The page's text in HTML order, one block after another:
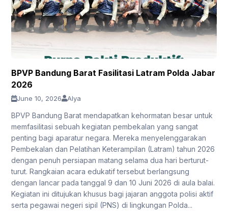
BPVP Bandung Barat Fasilitasi Latram Polda Jabar
2026
June 10, 2026 Alya
BPVP Bandung Barat mendapatkan kehormatan besar untuk
memfasilitasi sebuah kegiatan pembekalan yang sangat
penting bagi aparatur negara. Mereka menyelenggarakan
Pembekalan dan Pelatihan Keterampilan (Latram) tahun 2026
dengan penuh persiapan matang selama dua hari berturut-
turut. Rangkaian acara edukatif tersebut berlangsung
dengan lancar pada tanggal 9 dan 10 Juni 2026 di aula balai.
Kegiatan ini ditujukan khusus bagi jajaran anggota polisi aktif
serta pegawai negeri sipil (PNS) di lingkungan Polda...